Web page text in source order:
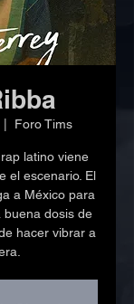
|
Foro Tims
latino viene
el escenario. El
a México para
buena dosis de
hacer vibrar a